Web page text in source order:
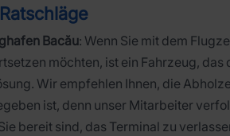
Bacău: Wenn Sie mit dem
möchten, ist ein Fahrzeug,
Wir empfehlen Ihnen, die
ist, denn unser Mitarbeiter
bereit sind, das Terminal zu